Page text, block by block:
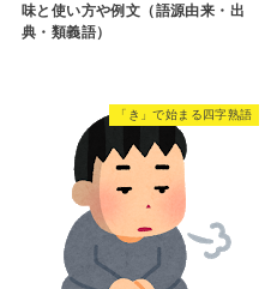
味と使い方や例文（語源由来・出
典・類義語）
「き」で始まる四字熟語